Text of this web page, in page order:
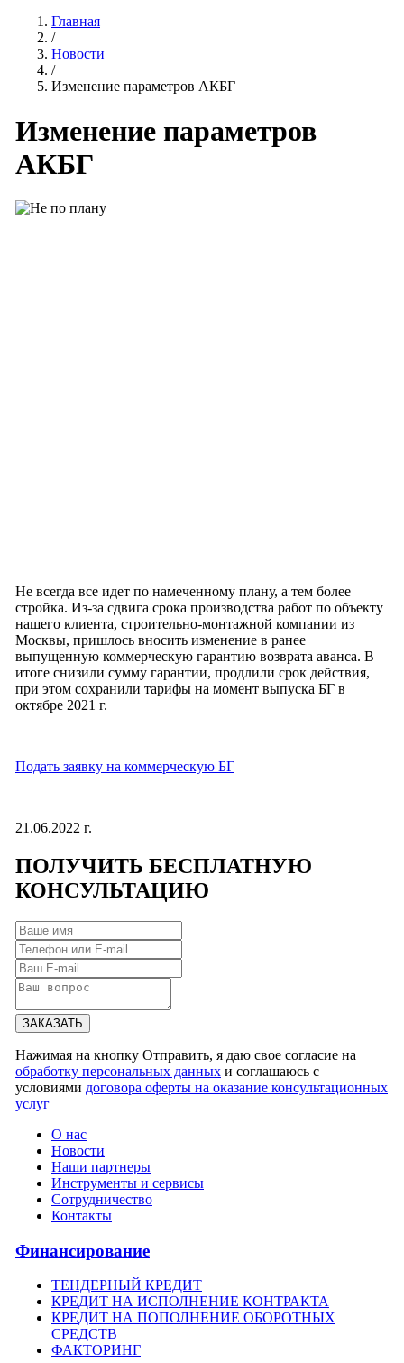
Главная
/
Новости
/
Изменение параметров АКБГ
Изменение параметров
АКБГ
Не всегда все идет по намеченному плану, а тем более
стройка. Из-за сдвига срока производства работ по объекту
нашего клиента, строительно-монтажной компании из
Москвы, пришлось вносить изменение в ранее
выпущенную коммерческую гарантию возврата аванса. В
итоге снизили сумму гарантии, продлили срок действия,
при этом сохранили тарифы на момент выпуска БГ в
октябре 2021 г.
Подать заявку на коммерческую БГ
21.06.2022 г.
ПОЛУЧИТЬ БЕСПЛАТНУЮ
КОНСУЛЬТАЦИЮ
ЗАКАЗАТЬ
Нажимая на кнопку Отправить, я даю свое согласие на
обработку персональных данных и соглашаюсь с
условиями договора оферты на оказание консультационных
услуг
О нас
Новости
Наши партнеры
Инструменты и сервисы
Сотрудничество
Контакты
Финансирование
ТЕНДЕРНЫЙ КРЕДИТ
КРЕДИТ НА ИСПОЛНЕНИЕ КОНТРАКТА
КРЕДИТ НА ПОПОЛНЕНИЕ ОБОРОТНЫХ
СРЕДСТВ
ФАКТОРИНГ